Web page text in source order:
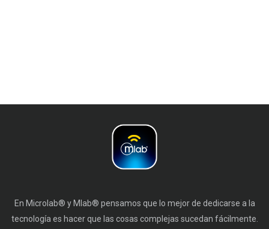
En Microlab® y Mlab® pensamos que lo mejor de dedicarse a la
tecnología es hacer que las cosas complejas sucedan fácilmente.